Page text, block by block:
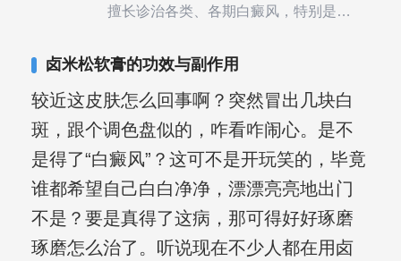
擅长诊治各类、各期白癜风，特别是对
复发期;临床运用中医的辨证施治，理法
卤米松软膏的功效与副作用
较近这皮肤怎么回事啊？突然冒出几块白
斑，跟个调色盘似的，咋看咋闹心。是不
是得了“白癜风”？这可不是开玩笑的，毕竟
谁都希望自己白白净净，漂漂亮亮地出门
不是？要是真得了这病，那可得好好琢磨
琢磨怎么治了。听说现在不少人都在用卤